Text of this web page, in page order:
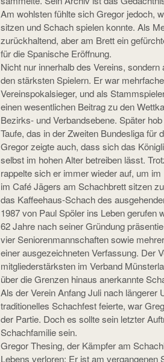
Am wohlsten fühlte sich Gregor jedoch,
sitzen und Schach spielen konnte. Als
zurückhaltend, aber am Brett ein
für die Spanische Eröffnung.
Nicht nur innerhalb des Vereins,
den stärksten Spielern. Er war
Vereinspokalsieger, und als
einen wesentlichen Beitrag zu den
Bezirks- und Verbandsebene. Später
Taufe, das in der Zweiten Bundesliga für
Gregor zeigte auch, dass sich das
selbst im hohen Alter betreiben lässt.
rappelte sich er immer wieder auf, um
im Café Jägers am Schachbrett sitzen
das Kaffeehaus-Schach des
1987 von Paul Spöler ins Leben gerufen
62 Jahre nach seiner Gründung
vier Seniorenmannschaften sowie
einer ausgezeichneten Verfassung. Der
mitgliederstärksten im Verband
über die Grenzen hinaus anerkannte
Als der Verein Anfang Juli nach längerer
traditionelles Schachfest feierte, war
der Partie. Doch es sollte sein letzter
Schachfamilie sein.
Gregor Thesing, der Kämpfer am
Lebens verloren: Er ist am vergangenen